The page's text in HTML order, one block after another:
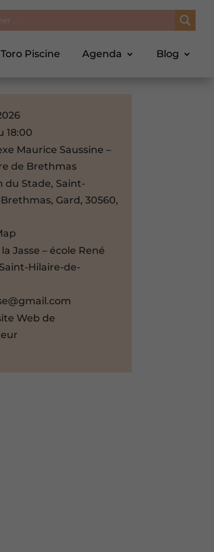
Toro Piscine Agenda Blog
18:00
Maurice Saussine –
de Brethmas
du Stade, Saint-
Gard, 30560,
Jasse – école René
Hilaire-de-
Web de